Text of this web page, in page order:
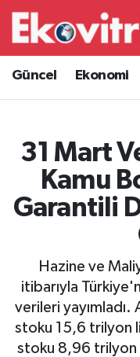
Güncel Ekonomi
31 Mart
Kamu
Garantili
Hazine ve
itibarıyla
verileri yayımladı.
stoku 15,6 trilyon
stoku 8,96 trilyon
Güncel
Ekonomi
Borsa Haberleri
İş Dünyası
Lojistik
Otovitrin
Asayiş
Magazin
Hava Durumu
Trafik Durumu
Süper Lig Puan
Tüm Manşetler
Son Dakika
Haber Arşivi